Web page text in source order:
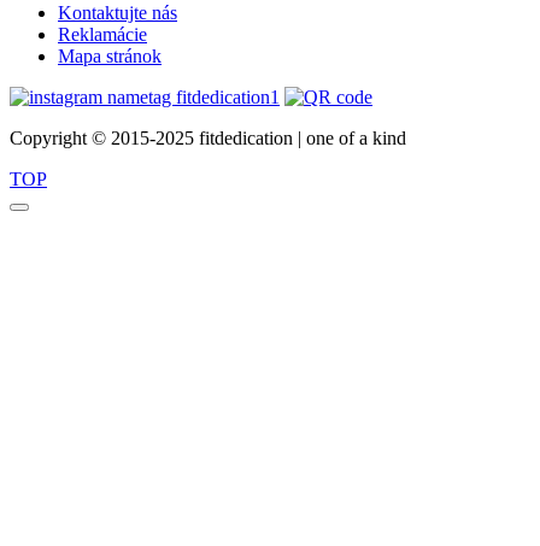
Kontaktujte nás
Reklamácie
Mapa stránok
Copyright © 2015-2025 fitdedication | one of a kind
TOP